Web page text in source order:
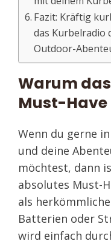
Fazit: Kräftig
das Kurbelradio
Outdoor-
Warum
Must-Have
Wenn du gerne
und deine
möchtest, dann
absolutes Must-
als
Batterien oder
wird einfach